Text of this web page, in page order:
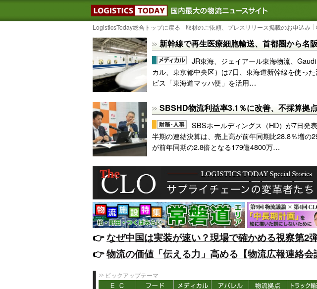
LOGISTICS TODAY｜国内最大の物流ニ
LogisticsToday総合トップに戻る 取材のご依頼、プレスリリース掲載のお申込み
新幹線で再生医療細胞輸送、首都圏から名
JR東海、ジェイアール東海物流、
カル、東京都中央区）は7日、東海道新幹線を使っ
ビス「東海道マッハ便」を活用…
SBSHD物流利益率3.1％に改善、不採算拠
SBSホールディングス（HD）が7日発
半期の連結決算は、売上高が前年同期比28.8％増の
が前年同期の2.8倍となる179億4800万…
👉️なぜ中国は実装が速い？現場で確かめる視察第2
👉️物流の価値「伝える力」高める【物流広報連絡
ピックアップテーマ